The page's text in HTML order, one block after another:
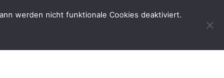
werden nicht funktionale Cookies deaktiviert.